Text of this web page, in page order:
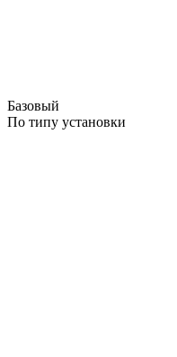
Базовый
По типу установки